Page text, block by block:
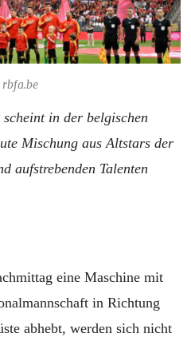
in der belgischen
Mischung aus Altstars der
aufstrebenden Talenten
eine Maschine mit
in Richtung
abhebt, werden sich nicht